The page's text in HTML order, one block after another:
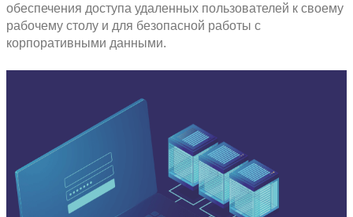
столов (VDI) помогает компаниям
оптимальные условия для
гарантирует высокую доступность
Наша компания реализовала ряд
инфраструктуре виртуальных
предлагаем заказчикам внедрение